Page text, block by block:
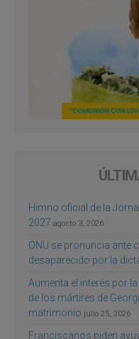
Himno oficial de la
2027 agosto 3, 2026
ONU se pronuncia ante
desaparecido por la
Aumenta el interés por
de los mártires de
matrimonio julio 25, 2026
Franciscanos piden